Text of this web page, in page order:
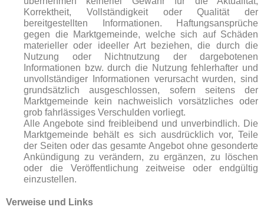
Korrektheit, Vollständigkeit oder Qualität der
bereitgestellten Informationen. Haftungsansprüche
gegen die Marktgemeinde, welche sich auf Schäden
materieller oder ideeller Art beziehen, die durch die
Nutzung oder Nichtnutzung der dargebotenen
Informationen bzw. durch die Nutzung fehlerhafter und
unvollständiger Informationen verursacht wurden, sind
grundsätzlich ausgeschlossen, sofern seitens der
Marktgemeinde kein nachweislich vorsätzliches oder
grob fahrlässiges Verschulden vorliegt.
Alle Angebote sind freibleibend und unverbindlich. Die
Marktgemeinde behält es sich ausdrücklich vor, Teile
der Seiten oder das gesamte Angebot ohne gesonderte
Ankündigung zu verändern, zu ergänzen, zu löschen
oder die Veröffentlichung zeitweise oder endgültig
einzustellen.
Verweise und Links